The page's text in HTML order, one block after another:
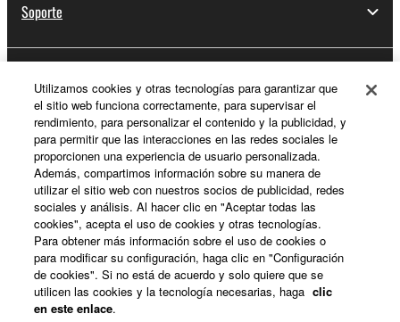
Soporte
Registro de Yamaha Music ID
Acerca de Yamaha
España - Spanish
Empresa
Utilizamos cookies y otras tecnologías para garantizar que
el sitio web funciona correctamente, para supervisar el
rendimiento, para personalizar el contenido y la publicidad, y
para permitir que las interacciones en las redes sociales le
proporcionen una experiencia de usuario personalizada.
Además, compartimos información sobre su manera de
utilizar el sitio web con nuestros socios de publicidad, redes
sociales y análisis. Al hacer clic en "Aceptar todas las
cookies", acepta el uso de cookies y otras tecnologías.
Para obtener más información sobre el uso de cookies o
para modificar su configuración, haga clic en "Configuración
de cookies". Si no está de acuerdo y solo quiere que se
utilicen las cookies y la tecnología necesarias, haga clic
en este enlace.